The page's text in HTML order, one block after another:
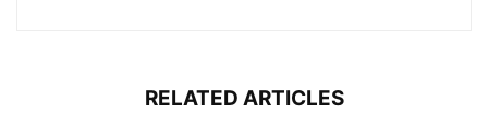
RELATED ARTICLES